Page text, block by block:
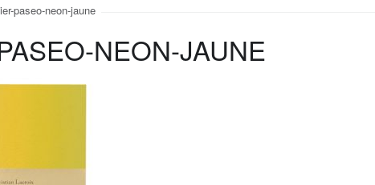
paseo-neon-jaune
NEON-JAUNE